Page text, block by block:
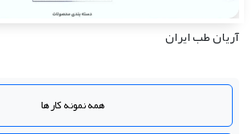
همه نمونه کار ها
آریان طب ایران